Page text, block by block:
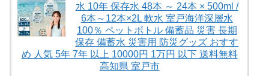
水 10年 保存水 48本 ～ 24本 × 500ml /
6本～12本×2L 軟水 室戸海洋深層水
100％ ペットボトル 備蓄品 災害 長期
保存 備蓄水 災害用 防災グッズ おすす
め 人気 5年 7年 以上 10000円 1万円 以下 送料無料
高知県 室戸市